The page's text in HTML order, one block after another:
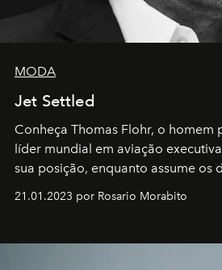
MODA
Jet Settled
Conheça Thomas Flohr, o homem
líder mundial em aviação
sua posição, enquanto assume os
em rápida evolução e redefinindo
21.01.2023 por Rosario Morabito